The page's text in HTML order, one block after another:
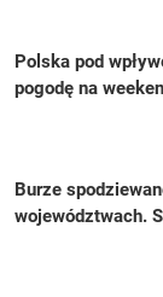
Polska pod
pogodę na
Burze
województwach.